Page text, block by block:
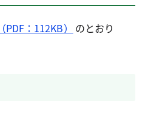
PDF：112KB） のとおり